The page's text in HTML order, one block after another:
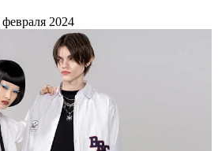
2024